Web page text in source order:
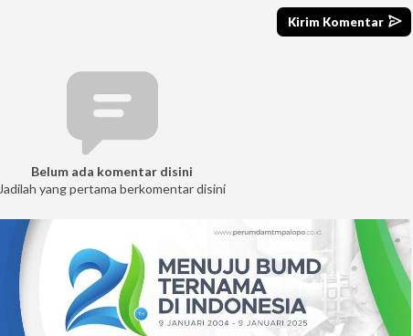
Belum ada komentar disini
Jadilah yang pertama berkomentar disini